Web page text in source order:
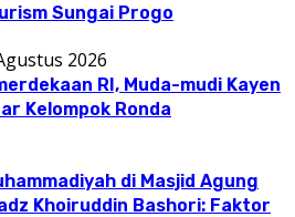
Sungai Progo
2026
RI, Muda-mudi Kayen
Kelompok Ronda
di Masjid Agung
Khoiruddin Bashori: Faktor